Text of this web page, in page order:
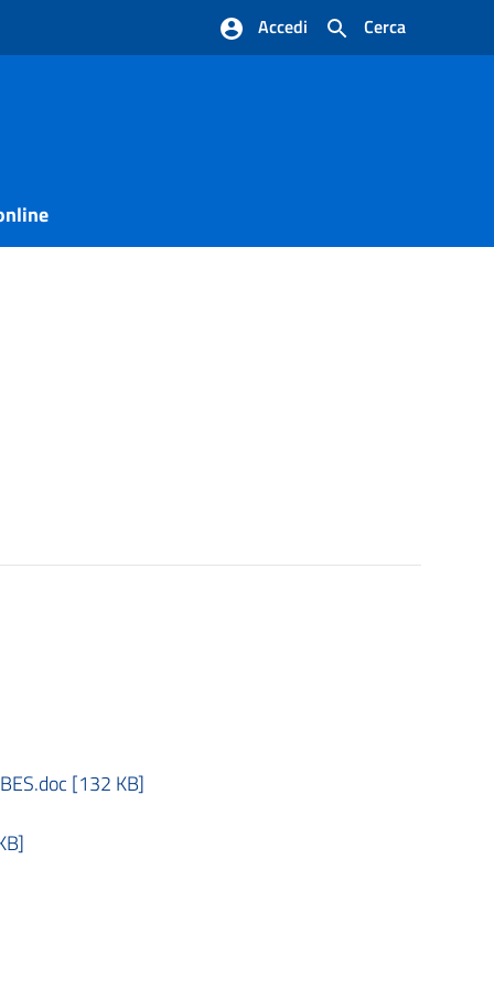
Cerca
Accedi
[132 KB]